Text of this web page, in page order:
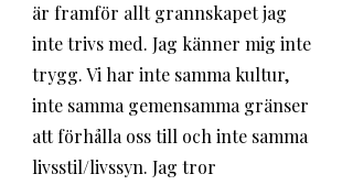
är framför allt grannskapet jag
inte trivs med. Jag känner mig inte
trygg. Vi har inte samma kultur,
inte samma gemensamma gränser
att förhålla oss till och inte samma
livsstil/livssyn. Jag tror